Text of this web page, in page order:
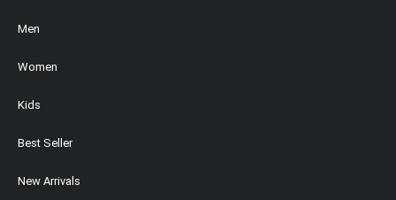
Men
Women
Kids
Best Seller
New Arrivals